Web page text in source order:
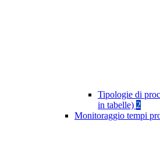
Tipologie di
in tabelle) 2
Monitoraggio tempi